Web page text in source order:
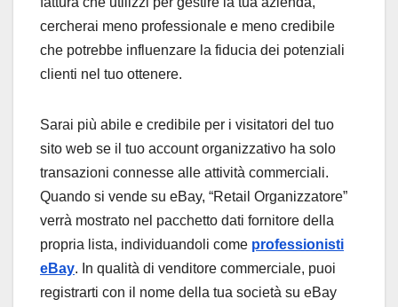
cercherai meno professionale e meno credibile
che potrebbe influenzare la fiducia dei potenziali
clienti nel tuo ottenere.
Sarai più abile e credibile per i visitatori del tuo
sito web se il tuo account organizzativo ha solo
transazioni connesse alle attività commerciali.
Quando si vende su eBay, “Retail Organizzatore”
verrà mostrato nel pacchetto dati fornitore della
propria lista, individuandoli come professionisti
eBay. In qualità di venditore commerciale, puoi
registrarti con il nome della tua società su eBay